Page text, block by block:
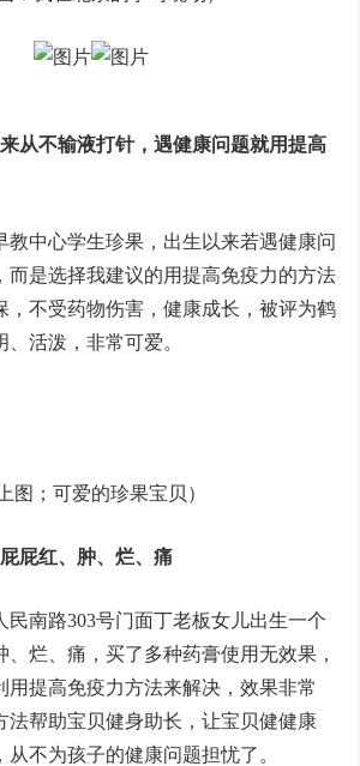
从不输液打针，遇健康问题就用提高
教中心学生珍果，出生以来若遇健康问
而是选择我建议的用提高免疫力的方法
，不受药物伤害，健康成长，被评为鹤
活泼，非常可爱。
上图；可爱的珍果宝贝）
屁红、肿、烂、痛
民南路303号门面丁老板女儿出生一个
、烂、痛，买了多种药膏使用无效果，
用提高免疫力方法来解决，效果非常
法帮助宝贝健身助长，让宝贝健健康
从不为孩子的健康问题担忧了。